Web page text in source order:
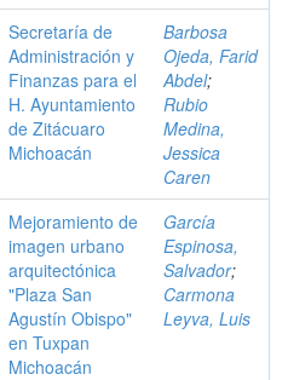
Secretaría de
Administración y
Finanzas para el
H. Ayuntamiento
de Zitácuaro
Michoacán
Barbosa
Ojeda, Farid
Abdel;
Rubio
Medina,
Jessica
Caren
Mejoramiento de
imagen urbano
arquitectónica
"Plaza San
Agustín Obispo"
en Tuxpan
Michoacán
García
Espinosa,
Salvador;
Carmona
Leyva, Luis